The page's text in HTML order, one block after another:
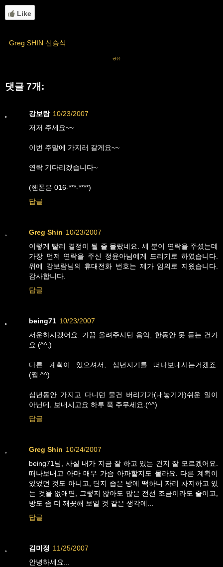
Like
Greg SHIN 신승식
공유
댓글 7개:
강보람 10/23/2007
저저 주세요~~
이번 주말에 가지러 갈게요~~
연락 기다리겠습니다~
(핸폰은 016-***-****)
답글
Greg Shin 10/23/2007
이렇게 빨리 결정이 될 줄 몰랐네요. 세 분이 연락을 주셨는데
가장 먼저 연락을 주신 정윤아님에게 드리기로 하였습니다.
위에 강보람님의 휴대전화 번호는 제가 임의로 지웠습니다.
감사합니다.
답글
being71 10/23/2007
서운하시겠어요. 가끔 올려주시던 음악, 한동안 못 듣는 건가
요.(^^;)
다른 계획이 있으셔서, 십년지기를 떠나보내시는거겠죠.
(쩜.^^)
십년동안 가지고 다니던 물건 버리기가(내놓기가)쉬운 일이
아닌데, 보내시고요 하루 푹 주무세요.(^^)
답글
Greg Shin 10/24/2007
being71님, 사실 내가 지금 잘 하고 있는 건지 잘 모르겠어요.
떠나보내고 아마 매우 가슴 아파할지도 몰라요. 다른 계획이
있었던 것도 아니고, 단지 좁은 방에 떡하니 자리 차지하고 있
는 것을 없애면, 그렇지 않아도 많은 전선 조금이라도 줄이고,
방도 좀 더 깨끗해 보일 것 같은 생각에...
답글
김미정 11/25/2007
안녕하세요...